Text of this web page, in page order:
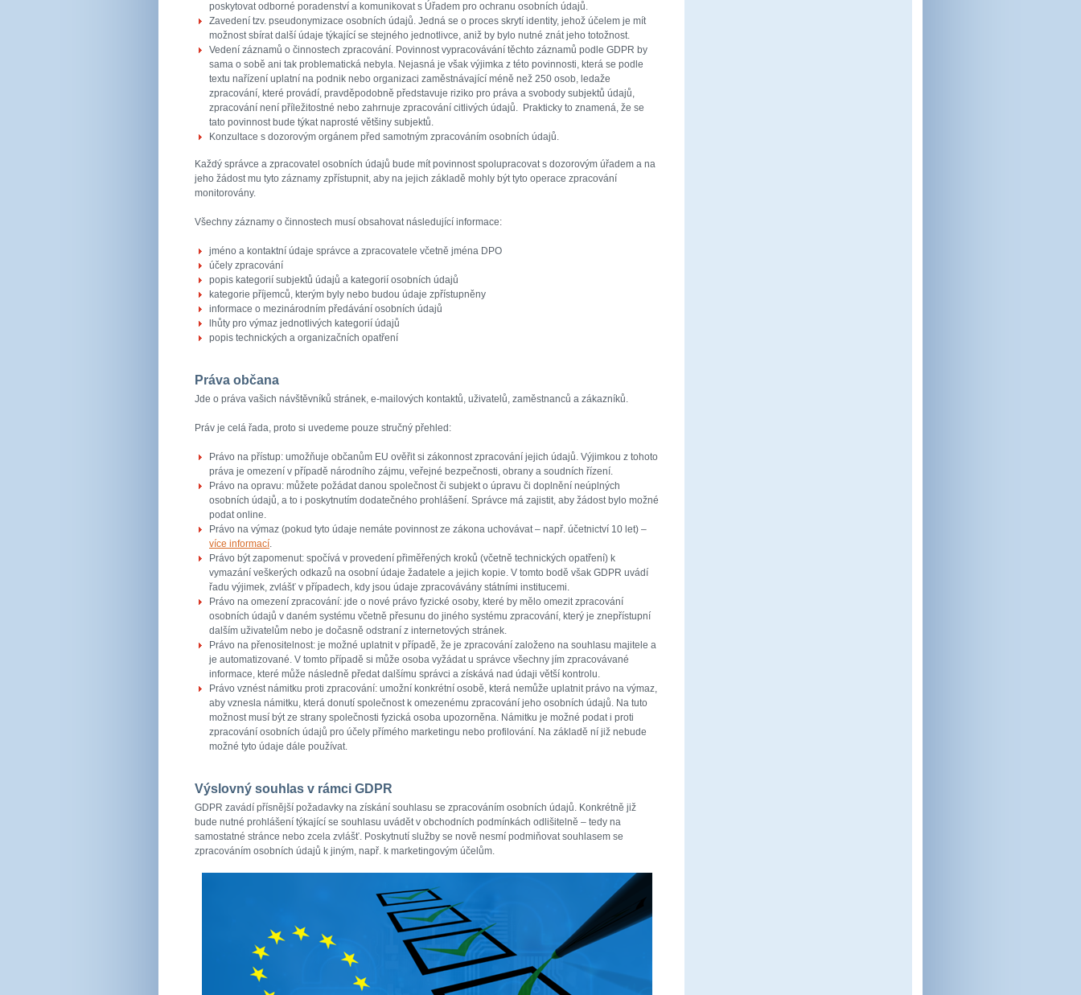
poskytovat odborné poradenství a komunikovat s Úřadem pro ochranu osobních údajů.
Zavedení tzv. pseudonymizace osobních údajů. Jedná se o proces skrytí identity, jehož účelem je mít
možnost sbírat další údaje týkající se stejného jednotlivce, aniž by bylo nutné znát jeho totožnost.
Vedení záznamů o činnostech zpracování. Povinnost vypracovávání těchto záznamů podle GDPR by
sama o sobě ani tak problematická nebyla. Nejasná je však výjimka z této povinnosti, která se podle
textu nařízení uplatní na podnik nebo organizaci zaměstnávající méně než 250 osob, ledaže
zpracování, které provádí, pravděpodobně představuje riziko pro práva a svobody subjektů údajů,
zpracování není příležitostné nebo zahrnuje zpracování citlivých údajů. Prakticky to znamená, že se
tato povinnost bude týkat naprosté většiny subjektů.
Konzultace s dozorovým orgánem před samotným zpracováním osobních údajů.
Každý správce a zpracovatel osobních údajů bude mít povinnost spolupracovat s dozorovým úřadem a na
jeho žádost mu tyto záznamy zpřístupnit, aby na jejich základě mohly být tyto operace zpracování
monitorovány.
Všechny záznamy o činnostech musí obsahovat následující informace:
jméno a kontaktní údaje správce a zpracovatele včetně jména DPO
účely zpracování
popis kategorií subjektů údajů a kategorií osobních údajů
kategorie příjemců, kterým byly nebo budou údaje zpřístupněny
informace o mezinárodním předávání osobních údajů
lhůty pro výmaz jednotlivých kategorií údajů
popis technických a organizačních opatření
Práva občana
Jde o práva vašich návštěvníků stránek, e-mailových kontaktů, uživatelů, zaměstnanců a zákazníků.
Práv je celá řada, proto si uvedeme pouze stručný přehled:
Právo na přístup: umožňuje občanům EU ověřit si zákonnost zpracování jejich údajů. Výjimkou z tohoto
práva je omezení v případě národního zájmu, veřejné bezpečnosti, obrany a soudních řízení.
Právo na opravu: můžete požádat danou společnost či subjekt o úpravu či doplnění neúplných
osobních údajů, a to i poskytnutím dodatečného prohlášení. Správce má zajistit, aby žádost bylo možné
podat online.
Právo na výmaz (pokud tyto údaje nemáte povinnost ze zákona uchovávat – např. účetnictví 10 let) –
více informací.
Právo být zapomenut: spočívá v provedení přiměřených kroků (včetně technických opatření) k
vymazání veškerých odkazů na osobní údaje žadatele a jejich kopie. V tomto bodě však GDPR uvádí
řadu výjimek, zvlášť v případech, kdy jsou údaje zpracovávány státními institucemi.
Právo na omezení zpracování: jde o nové právo fyzické osoby, které by mělo omezit zpracování
osobních údajů v daném systému včetně přesunu do jiného systému zpracování, který je znepřístupní
dalším uživatelům nebo je dočasně odstraní z internetových stránek.
Právo na přenositelnost: je možné uplatnit v případě, že je zpracování založeno na souhlasu majitele a
je automatizované. V tomto případě si může osoba vyžádat u správce všechny jím zpracovávané
informace, které může následně předat dalšímu správci a získává nad údaji větší kontrolu.
Právo vznést námitku proti zpracování: umožní konkrétní osobě, která nemůže uplatnit právo na výmaz,
aby vznesla námitku, která donutí společnost k omezenému zpracování jeho osobních údajů. Na tuto
možnost musí být ze strany společnosti fyzická osoba upozorněna. Námitku je možné podat i proti
zpracování osobních údajů pro účely přímého marketingu nebo profilování. Na základě ní již nebude
možné tyto údaje dále používat.
Výslovný souhlas v rámci GDPR
GDPR zavádí přísnější požadavky na získání souhlasu se zpracováním osobních údajů. Konkrétně již
bude nutné prohlášení týkající se souhlasu uvádět v obchodních podmínkách odlišitelně – tedy na
samostatné stránce nebo zcela zvlášť. Poskytnutí služby se nově nesmí podmiňovat souhlasem se
zpracováním osobních údajů k jiným, např. k marketingovým účelům.